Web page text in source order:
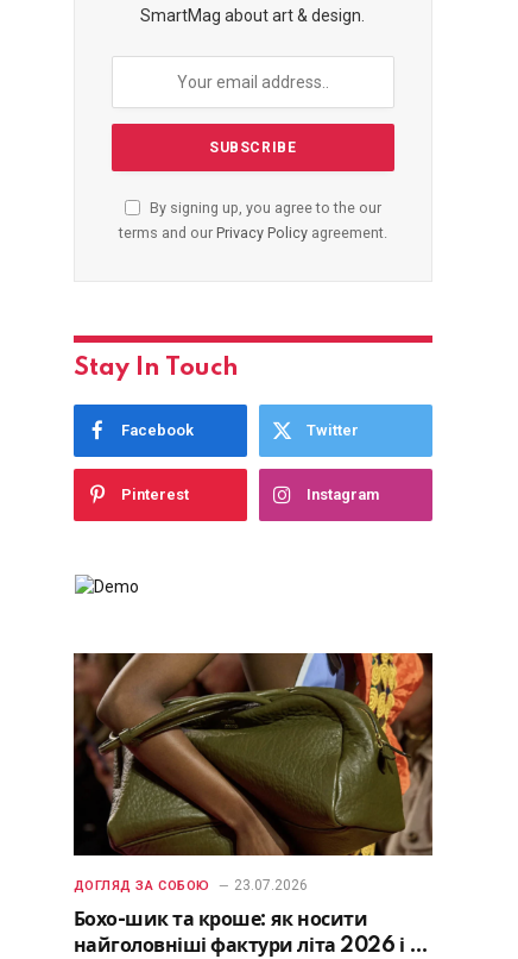
SmartMag about art & design.
By signing up, you agree to the our
terms and our Privacy Policyagreement.
Stay In Touch
Facebook Twitter
Pinterest Instagram
ДОГЛЯД ЗА СОБОЮ 23.07.2026
Бохо-шик та кроше: як носити
найголовніші фактури літа 2026 і не